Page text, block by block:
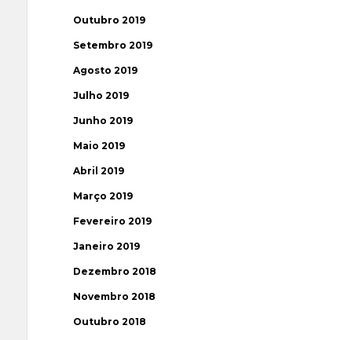
Outubro 2019
Setembro 2019
Agosto 2019
Julho 2019
Junho 2019
Maio 2019
Abril 2019
Março 2019
Fevereiro 2019
Janeiro 2019
Dezembro 2018
Novembro 2018
Outubro 2018